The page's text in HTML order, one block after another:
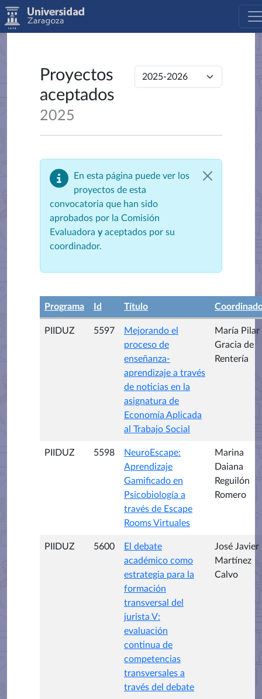
Proyectos
aceptados
2025
En esta página puede ver los
proyectos de esta
convocatoria que han sido
aprobados por la Comisión
Evaluadora yaceptados por su
coordinador.
Programa Id Título
PIIDUZ 5597
Mejorando el
proceso de
enseñanza-
aprendizaje a través
de noticias en la
asignatura de
Economía Aplicada
al Trabajo Social
María Pilar
Gracia de
Rentería
PIIDUZ 5598
NeuroEscape:
Aprendizaje
Gamificado en
Psicobiología a
través de Escape
Rooms Virtuales
Marina
Daiana
Reguilón
Romero
PIIDUZ 5600
El debate
académico como
estrategia para la
formación
transversal del
jurista V:
evaluación
continua de
competencias
transversales a
través del debate
José Javier
Martínez
Calvo